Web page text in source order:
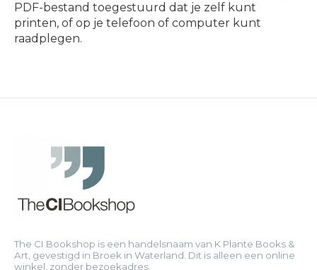
PDF-bestand toegestuurd dat je zelf kunt
printen, of op je telefoon of computer kunt
raadplegen.
The CI Bookshop is een handelsnaam van K Plante Books &
Art, gevestigd in Broek in Waterland. Dit is alleen een online
winkel, zonder bezoekadres.